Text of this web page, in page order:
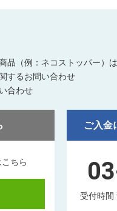
品（例：ネコストッパー）
するお問い合わせ
合わせ
ちら
ご入金
受付時間